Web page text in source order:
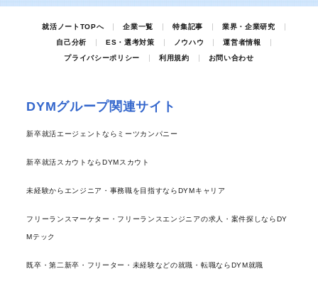
就活ノートTOPへ 企業一覧 特集記事
業界・企業研究
自己分析
ES・選考対策 ノウハウ
運営者情報
プライバシーポリシー
利用規約 お問い合わせ
DYMグループ関連サイト
新卒就活エージェントならミーツカンパニー
新卒就活スカウトならDYMスカウト
未経験からエンジニア・事務職を目指すならDYMキャリア
フリーランスマーケター・フリーランスエンジニアの求人・案件探しならDY
Mテック
既卒・第二新卒・フリーター・未経験などの就職・転職ならDYM就職